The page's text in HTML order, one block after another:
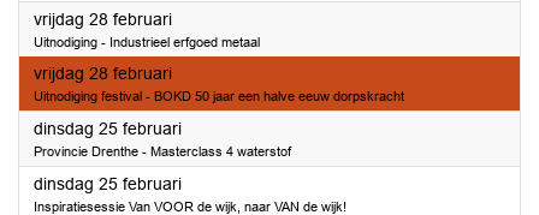
vrijdag 28 februari2025
Uitnodiging - Industrieel erfgoed metaal
vrijdag 28 februari2025
Uitnodiging festival - BOKD 50 jaar een halve eeuw dorpskracht
dinsdag 25 februari2025
Provincie Drenthe - Masterclass 4 waterstof
dinsdag 25 februari2025
Inspiratiesessie Van VOOR de wijk, naar VAN de wijk!